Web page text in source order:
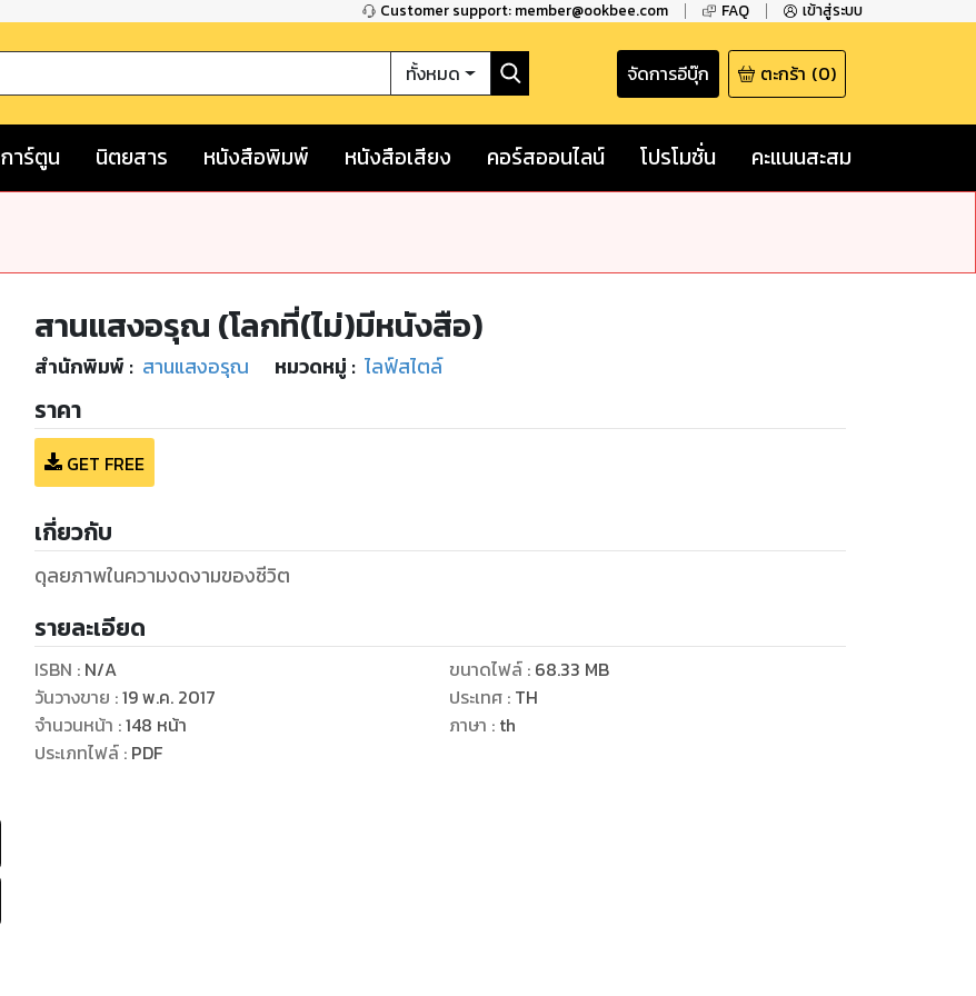
Customer support: member@ookbee.com FAQ เข้าสู่ระบบ
ทั้งหมด จัดการอีบุ๊ก ตะกร้า (0)
การ์ตูน นิตยสาร หนังสือพิมพ์ หนังสือเสียง คอร์สออนไลน์ โปรโมชั่น คะแนนสะสม
สานแสงอรุณ (โลกที่(ไม่)มีหนังสือ)
สำนักพิมพ์ : สานแสงอรุณ หมวดหมู่ : ไลฟ์สไตล์
ราคา
GET FREE
เกี่ยวกับ
ดุลยภาพในความงดงามของชีวิต
รายละเอียด
ISBN : N/A
วันวางขาย :19 พ.ค. 2017
จำนวนหน้า :148 หน้า
ประเภทไฟล์: PDF
ขนาดไฟล์: 68.33 MB
ประเทศ : TH
ภาษา : th